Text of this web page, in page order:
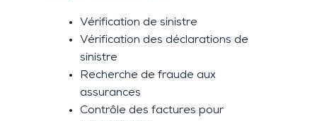
Vérification de sinistre
Vérification des déclarations de
sinistre
Recherche de fraude aux
assurances
Contrôle des factures pour